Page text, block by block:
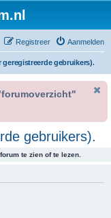
Aanmelden
Registreer
geregistreerde gebruikers).
gebruikers).
te zien of te lezen.